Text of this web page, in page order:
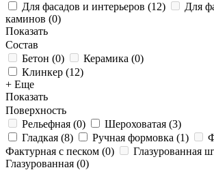
Для фасадов и интерьеров (12)
Для
каминов (0)
Показать
Состав
Бетон (0) Керамика (0)
Клинкер (12)
+ Еще
Показать
Поверхность
Рельефная (0) Шероховатая (3)
Гладкая (8) Ручная формовка (1)
Фактурная с песком (0) Глазурованная
Глазурованная (0)